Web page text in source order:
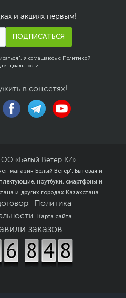
и акциях первым!
ПОДПИСАТЬСЯ
я соглашаюсь с Политикой
в соцсетях!
«Белый Ветер KZ»
магазин Белый Ветер". Бытовая и
ноутбуки, смартфоны и
и других городах Казахстана.
Политика
Карта сайта
заказов